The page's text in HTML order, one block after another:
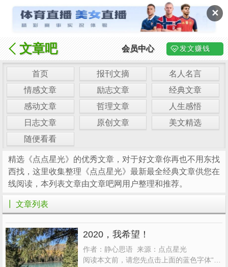
✕
文章吧 会员中心 发文赚钱
首页 报刊文摘
名人名言
情感文章
励志文章
经典文章
感动文章
哲理文章
人生感悟
日志文章
原创文章
美文精选
随便看看
精选《点点星光》的优秀文章，对于好文章你再也不用东找
西找，这里收集整理《点点星光》最新最全经典文章供您在
线阅读，本列表文章由文章吧网用户整理和推荐。
┃ 文章列表
2020，我希望！
作者：静心思语 来源：点点星光
阅读本文前，请您先点击上面的蓝色字体“点